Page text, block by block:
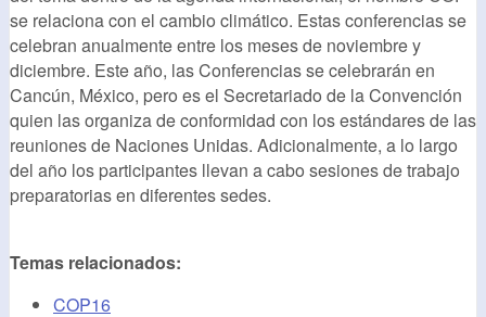
se relaciona con el cambio climático. Estas conferencias se
celebran anualmente entre los meses de noviembre y
diciembre. Este año, las Conferencias se celebrarán en
Cancún, México, pero es el Secretariado de la Convención
quien las organiza de conformidad con los estándares de las
reuniones de Naciones Unidas. Adicionalmente, a lo largo
del año los participantes llevan a cabo sesiones de trabajo
preparatorias en diferentes sedes.
Temas relacionados:
COP16